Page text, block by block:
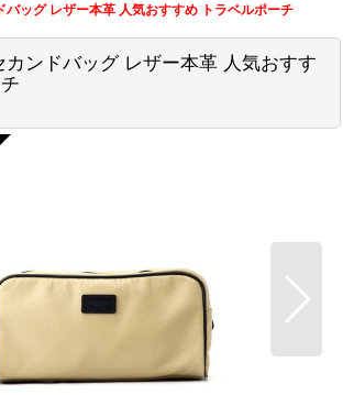
バッグ レザー本革 人気おすすめ トラベルポーチ
ンドバッグ レザー本革 人気おすす